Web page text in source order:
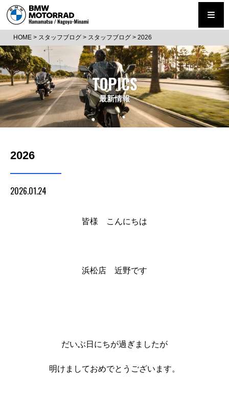
HOME > スタッフブログ > スタッフブログ > 2026
TOPICS
最新情報
2026
2026.01.24
皆様 こんにちは
浜松店 近野です
だいぶ日にちが過ぎましたが
明けましておめでとうございます。